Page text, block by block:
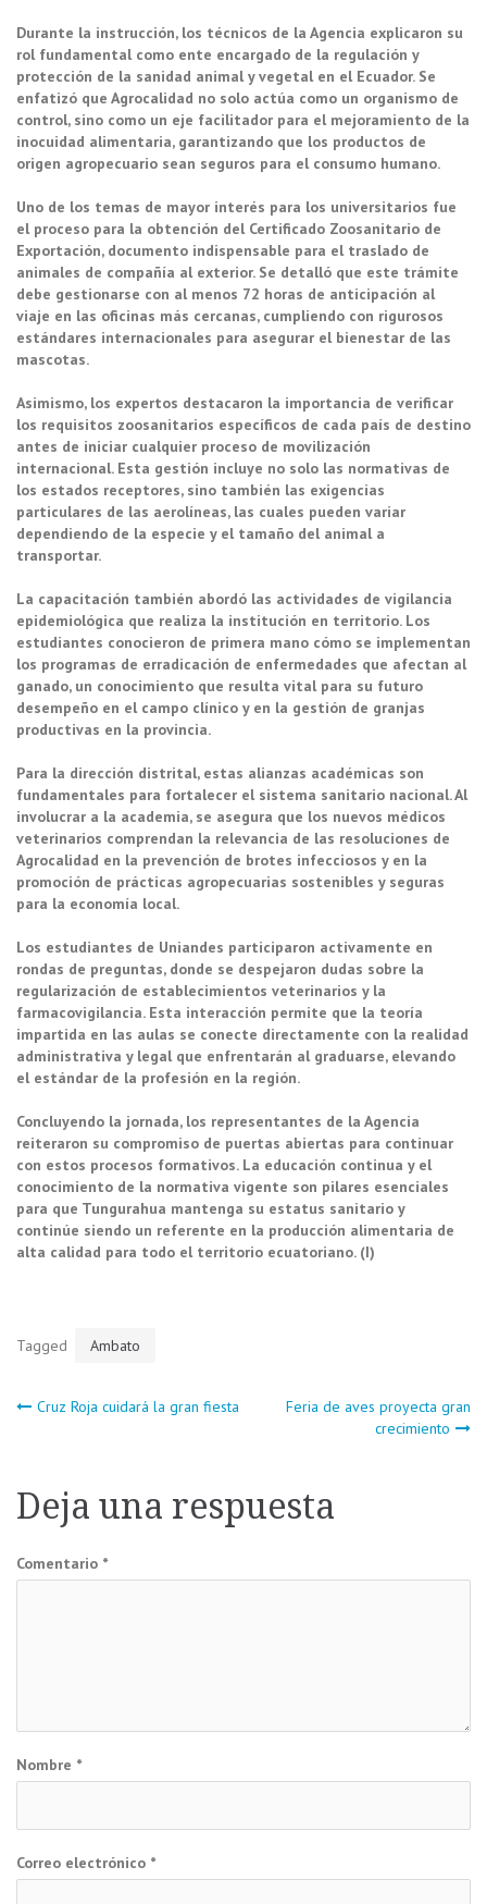
Durante la instrucción, los técnicos de la Agencia explicaron su
rol fundamental como ente encargado de la regulación y
protección de la sanidad animal y vegetal en el Ecuador. Se
enfatizó que Agrocalidad no solo actúa como un organismo de
control, sino como un eje facilitador para el mejoramiento de la
inocuidad alimentaria, garantizando que los productos de
origen agropecuario sean seguros para el consumo humano.
Uno de los temas de mayor interés para los universitarios fue
el proceso para la obtención del Certificado Zoosanitario de
Exportación, documento indispensable para el traslado de
animales de compañía al exterior. Se detalló que este trámite
debe gestionarse con al menos 72 horas de anticipación al
viaje en las oficinas más cercanas, cumpliendo con rigurosos
estándares internacionales para asegurar el bienestar de las
mascotas.
Asimismo, los expertos destacaron la importancia de verificar
los requisitos zoosanitarios específicos de cada país de destino
antes de iniciar cualquier proceso de movilización
internacional. Esta gestión incluye no solo las normativas de
los estados receptores, sino también las exigencias
particulares de las aerolíneas, las cuales pueden variar
dependiendo de la especie y el tamaño del animal a
transportar.
La capacitación también abordó las actividades de vigilancia
epidemiológica que realiza la institución en territorio. Los
estudiantes conocieron de primera mano cómo se implementan
los programas de erradicación de enfermedades que afectan al
ganado, un conocimiento que resulta vital para su futuro
desempeño en el campo clínico y en la gestión de granjas
productivas en la provincia.
Para la dirección distrital, estas alianzas académicas son
fundamentales para fortalecer el sistema sanitario nacional. Al
involucrar a la academia, se asegura que los nuevos médicos
veterinarios comprendan la relevancia de las resoluciones de
Agrocalidad en la prevención de brotes infecciosos y en la
promoción de prácticas agropecuarias sostenibles y seguras
para la economía local.
Los estudiantes de Uniandes participaron activamente en
rondas de preguntas, donde se despejaron dudas sobre la
regularización de establecimientos veterinarios y la
farmacovigilancia. Esta interacción permite que la teoría
impartida en las aulas se conecte directamente con la realidad
administrativa y legal que enfrentarán al graduarse, elevando
el estándar de la profesión en la región.
Concluyendo la jornada, los representantes de la Agencia
reiteraron su compromiso de puertas abiertas para continuar
con estos procesos formativos. La educación continua y el
conocimiento de la normativa vigente son pilares esenciales
para que Tungurahua mantenga su estatus sanitario y
continúe siendo un referente en la producción alimentaria de
alta calidad para todo el territorio ecuatoriano. (I)
Tagged Ambato
Navegación
entradas
Cruz Roja cuidará la gran fiesta
Feria de aves proyecta gran
crecimiento
Deja una respuesta
Comentario *
Nombre *
Correo electrónico *